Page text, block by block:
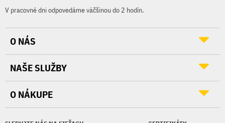
V pracovné dni odpovedáme väčšinou do 2 hodín.
O NÁS
NAŠE SLUŽBY
O NÁKUPE